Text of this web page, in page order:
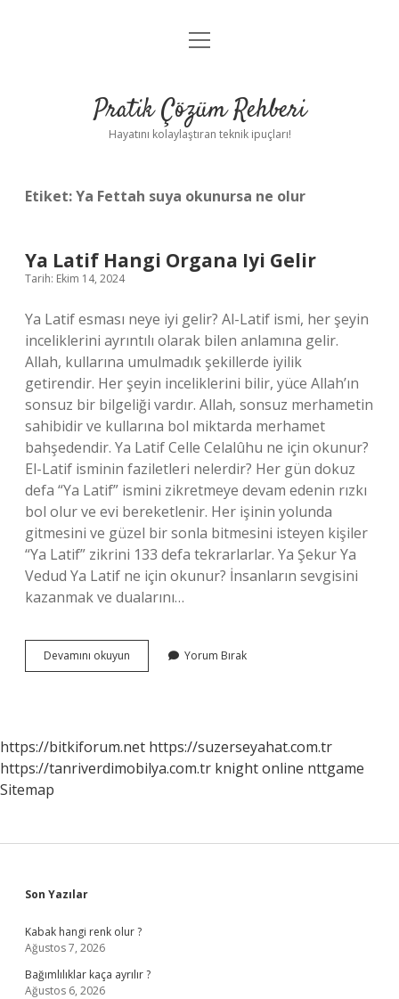
Anasayfa
Yasal Uyarı
menüyü
Pratik Çözüm Rehberi
Hayatını kolaylaştıran teknik ipuçları!
Etiket:Ya Fettah suya okunursa ne olur
Ya Latif Hangi Organa Iyi Gelir
Tarih: Ekim 14, 2024
Ya Latif esması neye iyi gelir? Al-Latif ismi, her şeyin
inceliklerini ayrıntılı olarak bilen anlamına gelir.
Allah, kullarına umulmadık şekillerde iyilik
getirendir. Her şeyin inceliklerini bilir, yüce Allah’ın
sonsuz bir bilgeliği vardır. Allah, sonsuz merhametin
sahibidir ve kullarına bol miktarda merhamet
bahşedendir. Ya Latif Celle Celalûhu ne için okunur?
El-Latif isminin faziletleri nelerdir? Her gün dokuz
defa “Ya Latif” ismini zikretmeye devam edenin rızkı
bol olur ve evi bereketlenir. Her işinin yolunda
gitmesini ve güzel bir sonla bitmesini isteyen kişiler
“Ya Latif” zikrini 133 defa tekrarlarlar. Ya Şekur Ya
Vedud Ya Latif ne için okunur? İnsanların sevgisini
kazanmak ve dualarını…
Devamını okuyun
Latif
Yorum Bırak
https://bitkiforum.net https://suzerseyahat.com.tr
https://tanriverdimobilya.com.tr knight online nttgame
Sitemap
Sidebar
Son Yazılar
Kabak hangi renk olur ?
Ağustos 7, 2026
Bağımlılıklar kaça ayrılır ?
Ağustos 6, 2026